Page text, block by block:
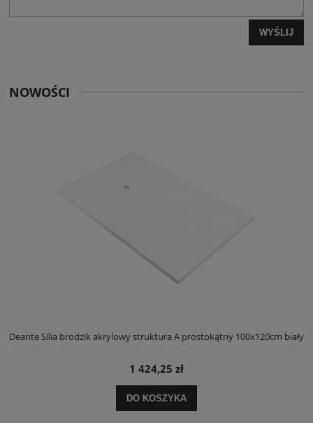
WYŚLIJ
NOWOŚCI
Deante Silia brodzik akrylowy struktura A prostokątny 100x120cm biały
1 424,25 zł
DO KOSZYKA